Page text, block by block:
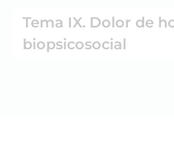
Tema IX. Dolor de
biopsicosocial